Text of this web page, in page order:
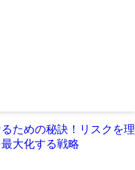
ための秘訣！リスクを理
大化する戦略